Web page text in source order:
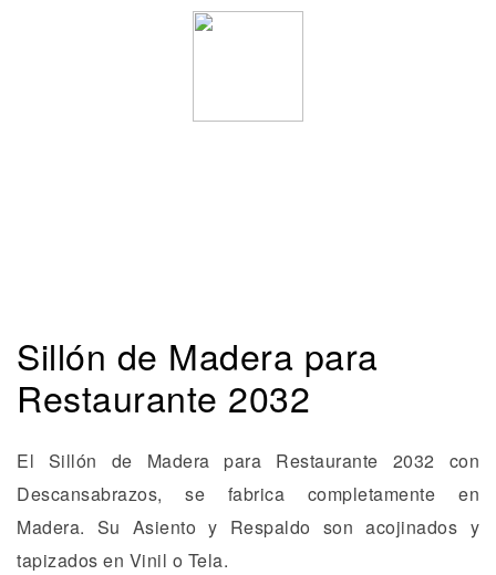
Sillón de Madera para
Restaurante 2032
El Sillón de Madera para Restaurante 2032 con
Descansabrazos, se fabrica completamente en
Madera. Su Asiento y Respaldo son acojinados y
tapizados en Vinil o Tela.